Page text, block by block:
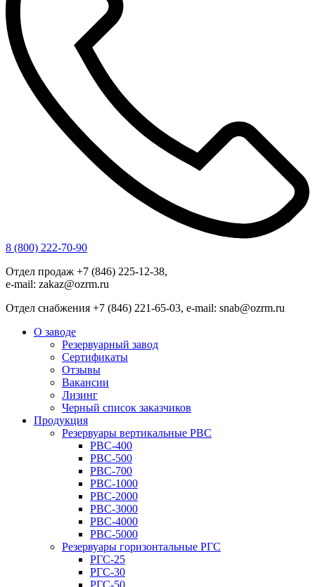
8 (800) 222-70-90
Отдел продаж +7 (846) 225-12-38,
e-mail: zakaz@ozrm.ru
Отдел снабжения +7 (846) 221-65-03, e-mail: snab@ozrm.ru
О заводе
Резервуарный завод
Сертификаты
Отзывы
Вакансии
Лизинг
Черный список заказчиков
Продукция
Резервуары вертикальные РВС
РВС-400
РВС-500
РВС-700
РВС-1000
РВС-2000
РВС-3000
РВС-4000
РВС-5000
Резервуары горизонтальные РГС
РГС-25
РГС-30
РГС-50